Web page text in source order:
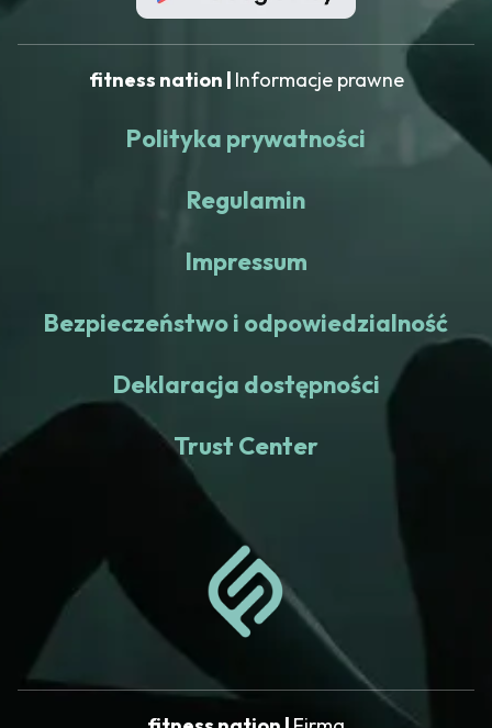
fitness nation | Informacje prawne
Polityka prywatności
Regulamin
Impressum
Bezpieczeństwo i odpowiedzialność
Deklaracja dostępności
Trust Center